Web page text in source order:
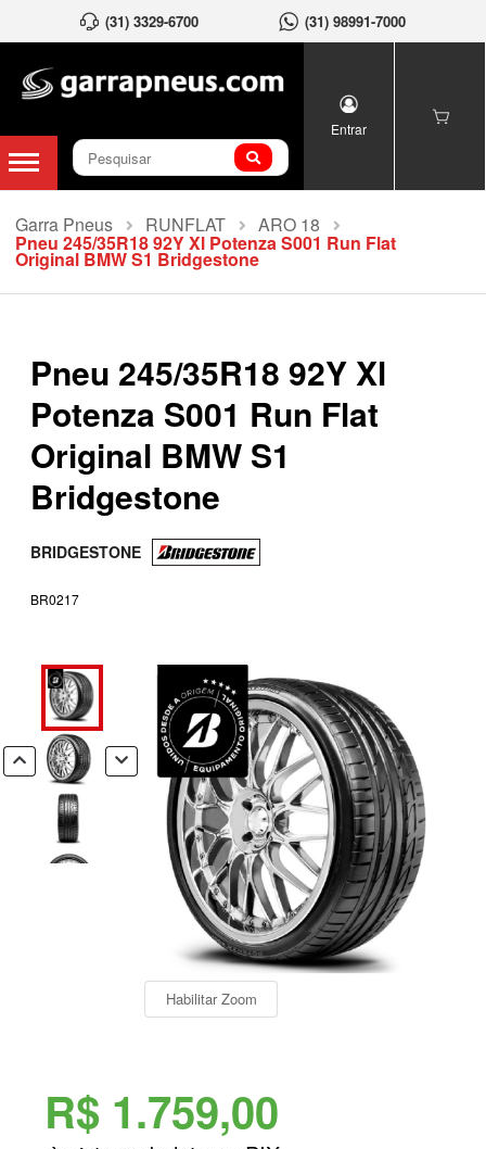
(31) 3329-6700 (31) 98991-7000
Entrar
Garra Pneus RUNFLAT ARO 18
Pneu 245/35R18 92Y Xl Potenza S001 Run Flat
Original BMW S1 Bridgestone
Pneu 245/35R18 92Y Xl
Potenza S001 Run Flat
Original BMW S1
Bridgestone
BRIDGESTONE
BR0217
Habilitar Zoom
R$ 1.759,00